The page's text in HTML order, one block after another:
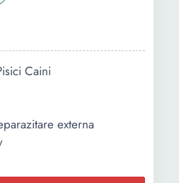
Caini
externa